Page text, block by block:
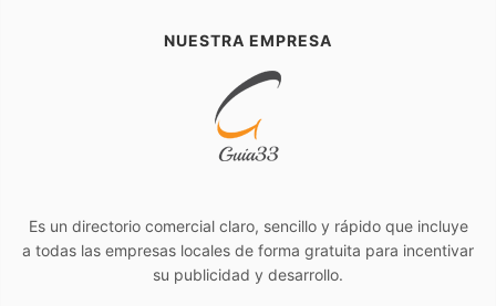
NUESTRA EMPRESA
Es un directorio comercial claro, sencillo y rápido que incluye
a todas las empresas locales de forma gratuita para incentivar
su publicidad y desarrollo.